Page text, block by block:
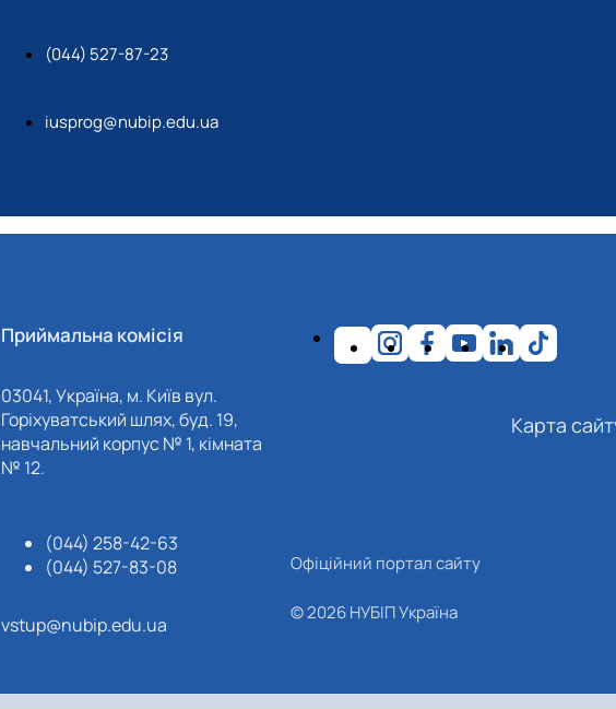
(044) 527-87-23
iusprog@nubip.edu.ua
Приймальна комісія
03041, Україна, м. Київ вул.
Горіхуватський шлях, буд. 19,
навчальний корпус № 1, кімната
№ 12.
(044) 258-42-63
(044) 527-83-08
vstup@nubip.edu.ua
Карта
Офіційний портал сайту
© 2026 НУБІП Україна